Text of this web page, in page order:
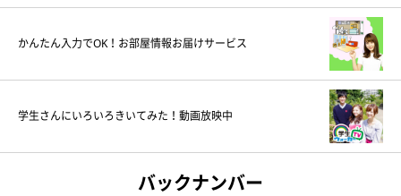
かんたん入力でOK！お部屋情報お届けサービス
学生さんにいろいろきいてみた！動画放映中
バックナンバー